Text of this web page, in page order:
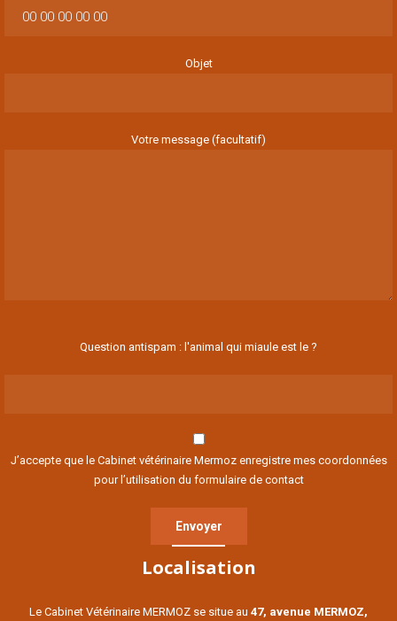
Objet
Votre message (facultatif)
Question antispam : l'animal qui miaule est le ?
J’accepte que le Cabinet vétérinaire Mermoz enregistre mes coordonnées
pour l’utilisation du formulaire de contact
Localisation
Le Cabinet Vétérinaire MERMOZ se situe au 47, avenue MERMOZ,